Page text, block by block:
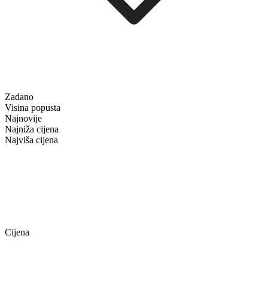
Zadano
Visina popusta
Najnovije
Najniža cijena
Najviša cijena
Cijena